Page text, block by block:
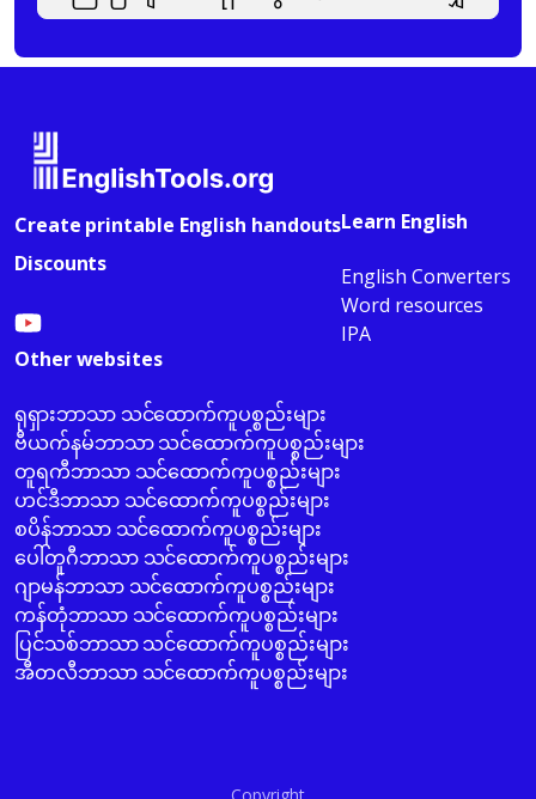
Create printable English handouts
Discounts
Learn English
English Converters
Word resources
IPA
Other websites
ရုရှားဘာသာ သင်ထောက်ကူပစ္စည်းများ
ဗီယက်နမ်ဘာသာ သင်ထောက်ကူပစ္စည်းများ
တူရကီဘာသာ သင်ထောက်ကူပစ္စည်းများ
ဟင်ဒီဘာသာ သင်ထောက်ကူပစ္စည်းများ
စပိန်ဘာသာ သင်ထောက်ကူပစ္စည်းများ
ပေါ်တူဂီဘာသာ သင်ထောက်ကူပစ္စည်းများ
ဂျာမန်ဘာသာ သင်ထောက်ကူပစ္စည်းများ
ကန်တုံဘာသာ သင်ထောက်ကူပစ္စည်းများ
ပြင်သစ်ဘာသာ သင်ထောက်ကူပစ္စည်းများ
အီတလီဘာသာ သင်ထောက်ကူပစ္စည်းများ